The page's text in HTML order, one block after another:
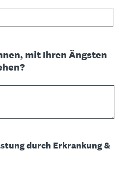
mit Ihren Ängsten
durch Erkrankung &